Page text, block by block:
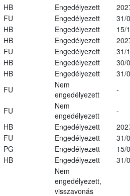
HB Engedélyezett
FU Engedélyezett
31/
HB Engedélyezett
15/
HB Engedélyezett
FU Engedélyezett
31/
HB Engedélyezett
30/
HB Engedélyezett
31/
FU
Nem
engedélyezett
-
FU
Nem
engedélyezett
-
HB Engedélyezett
FU Engedélyezett
31/
PG Engedélyezett
15/
HB Engedélyezett 31/
Nem
engedélyezett,
visszavonás